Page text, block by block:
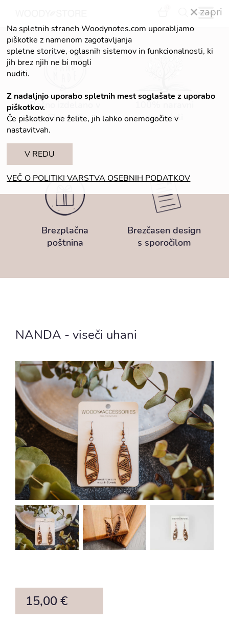
Ročno izdelano v
Sloveniji
materiali
Brezplačna
poštnina
Brezčasen design
s sporočilom
NANDA - viseči uhani
15,00 €
zapri
Na spletnih straneh Woodynotes.com uporabljamo
piškotke z namenom zagotavljanja
spletne storitve, oglasnih sistemov in funkcionalnosti, ki
jih brez njih ne bi mogli
nuditi.
Z nadaljnjo uporabo spletnih mest soglašate z uporabo
piškotkov.
Če piškotkov ne želite, jih lahko onemogočite v
nastavitvah.
V REDU
VEČ O POLITIKI VARSTVA OSEBNIH PODATKOV